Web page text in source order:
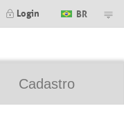
Login BR
Cadastro